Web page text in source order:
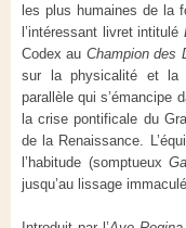
les plus humaines de la
l’intéressant livret intitulé
Codex au Champion des
sur la physicalité et la
parallèle qui s’émancipe
la crise pontificale du
de la Renaissance.
l’habitude (somptueux
jusqu’au lissage